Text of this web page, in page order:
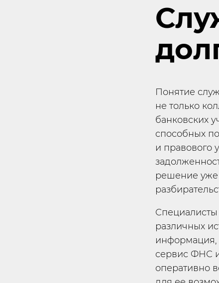
Понятие
не только
банковских
способных
и правового
решение уже
различных
информация,
сервис ФНС
оперативно